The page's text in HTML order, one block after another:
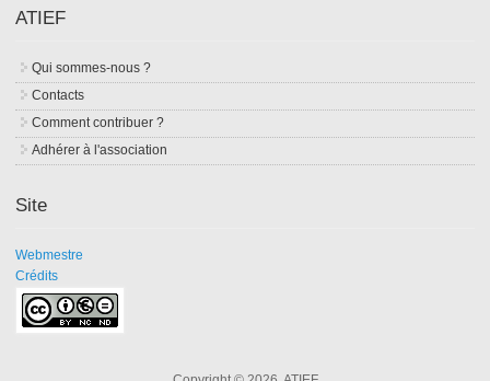
ATIEF
Qui sommes-nous ?
Contacts
Comment contribuer ?
Adhérer à l'association
Site
Webmestre
Crédits